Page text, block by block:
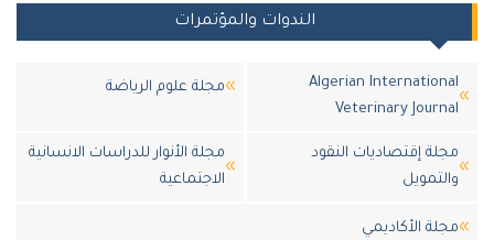
الندوات والمؤتمرات
Algerian
Veterinary
مجلة علوم الرياضة
إقتصاديات النقود
مجلة الأنوار للدراسات الانسانية
الاجتماعية
اﻷكاديمي